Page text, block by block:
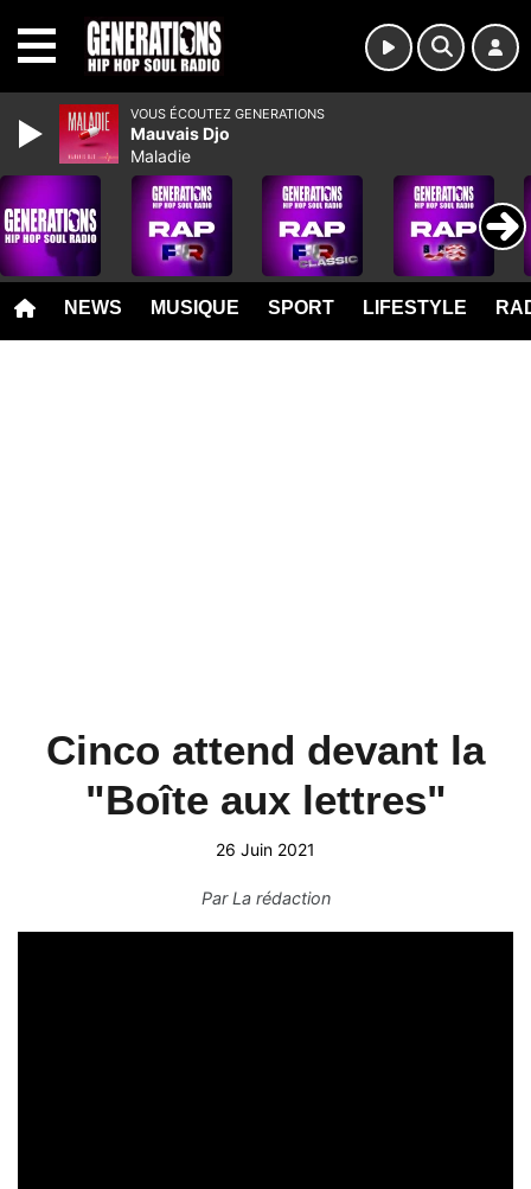
NEWS MUSIQUE SPORT LIFESTYLE
Cinco attend devant la
"Boîte aux lettres"
26 Juin 2021
ParLa rédaction
VOUS ÉCOUTEZ GENERATIONS
Mauvais Djo
Maladie